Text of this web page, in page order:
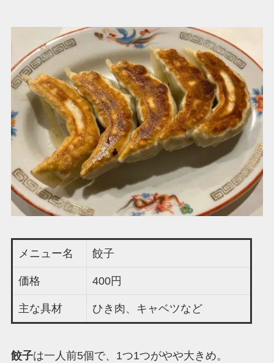
メニュー名 餃子
価格 400円
主な具材 ひき肉、キャベツなど
餃子は一人前5個で、1つ1つがやや大きめ。